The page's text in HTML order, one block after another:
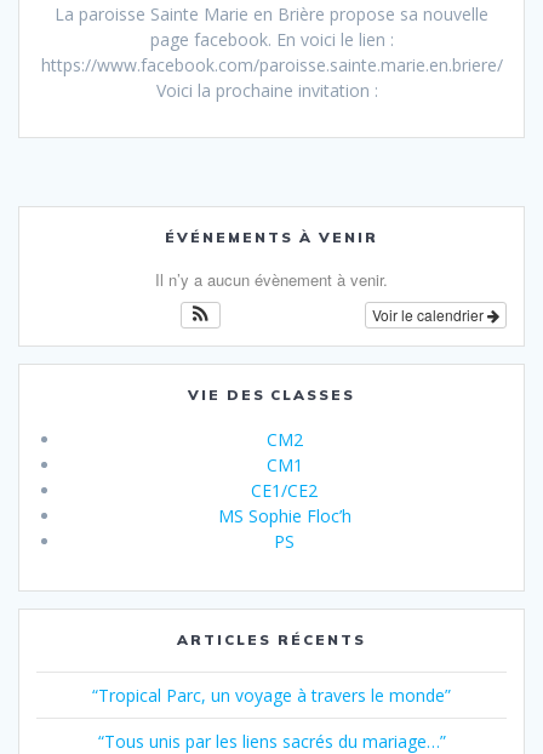
La paroisse Sainte Marie en Brière propose sa nouvelle
page facebook. En voici le lien :
https://www.facebook.com/paroisse.sainte.marie.en.briere/
Voici la prochaine invitation :
ÉVÉNEMENTS À VENIR
Il n’y a aucun évènement à venir.
Voir le calendrier
VIE DES CLASSES
CM2
CM1
CE1/CE2
MS Sophie Floc’h
PS
ARTICLES RÉCENTS
“Tropical Parc, un voyage à travers le monde”
“Tous unis par les liens sacrés du mariage…”